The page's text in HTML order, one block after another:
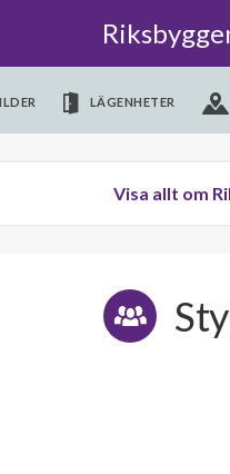
LÄGENHETER
Visa allt om